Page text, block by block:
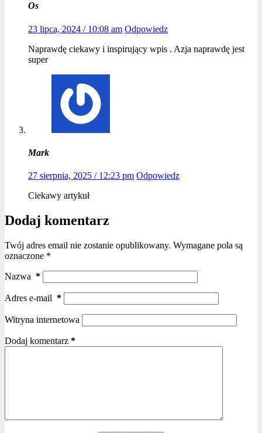
Os
23 lipca, 2024 / 10:08 am Odpowiedz
Naprawdę ciekawy i inspirujący wpis . Azja naprawdę jest
super
Mark
27 sierpnia, 2025 / 12:23 pm Odpowiedz
Ciekawy artykuł
Dodaj komentarz
Twój adres email nie zostanie opublikowany. Wymagane pola są
oznaczone *
Nazwa *
Adres e-mail *
Witryna internetowa
Dodaj komentarz *